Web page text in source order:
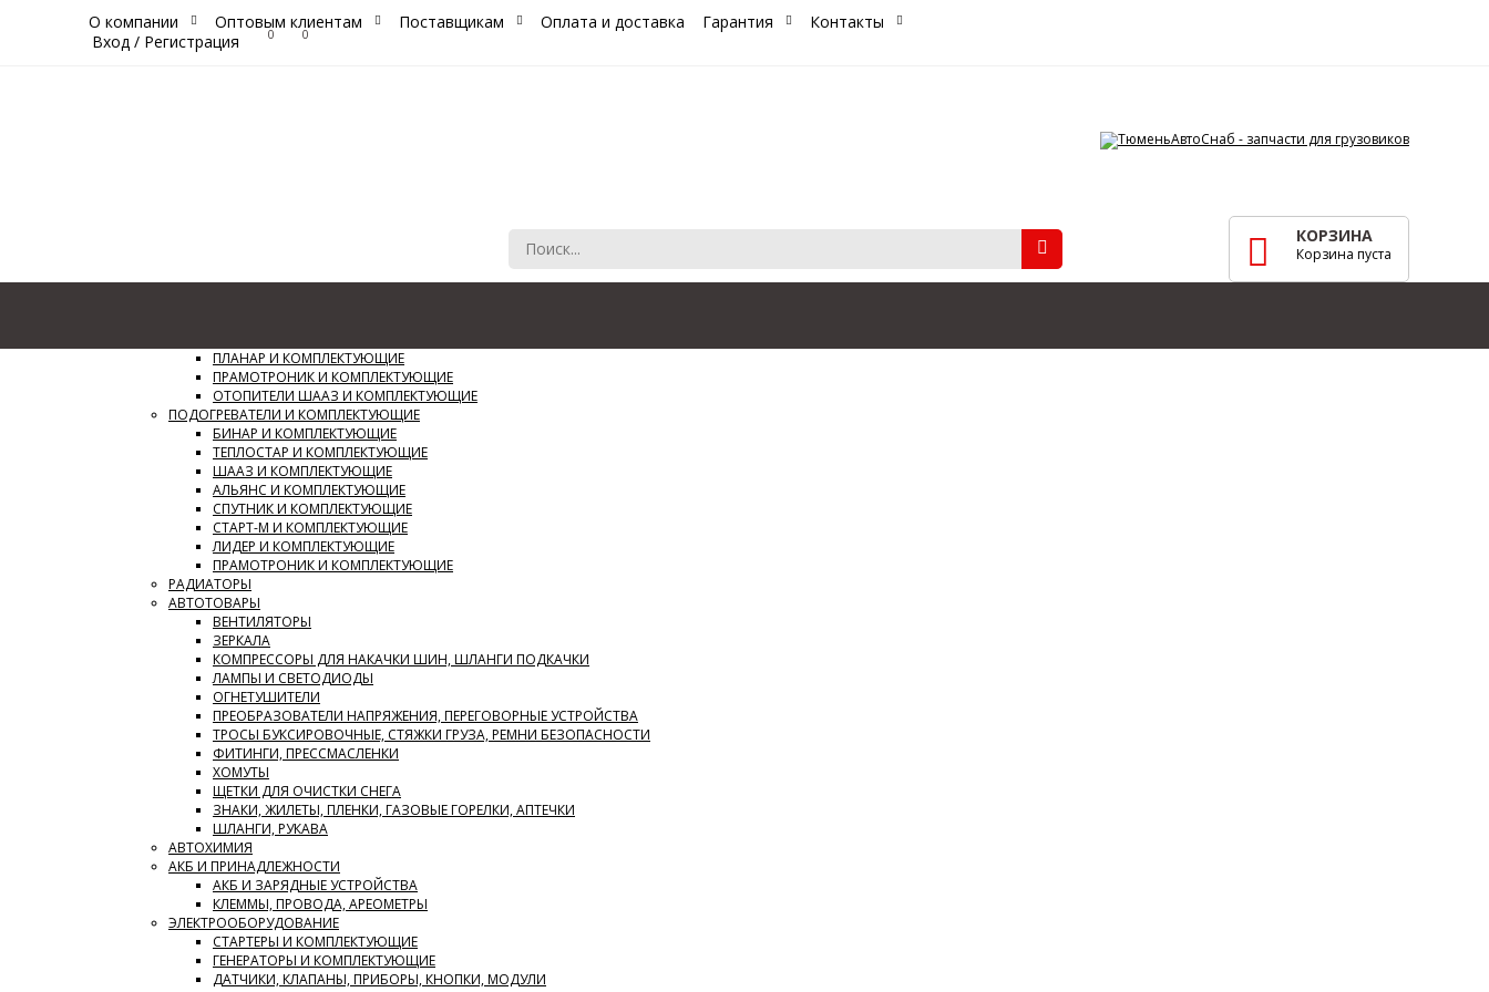
О компании Оптовым клиентам Поставщикам Оплата и доставка Гарантия
Контакты
Вход / Регистрация 0 0
КОРЗИНА
Корзина пуста
ПЛАНАР И КОМПЛЕКТУЮЩИЕ
ПРАМОТРОНИК И КОМПЛЕКТУЮЩИЕ
ОТОПИТЕЛИ ШААЗ И КОМПЛЕКТУЮЩИЕ
ПОДОГРЕВАТЕЛИ И КОМПЛЕКТУЮЩИЕ
БИНАР И КОМПЛЕКТУЮЩИЕ
ТЕПЛОСТАР И КОМПЛЕКТУЮЩИЕ
ШААЗ И КОМПЛЕКТУЮЩИЕ
АЛЬЯНС И КОМПЛЕКТУЮЩИЕ
СПУТНИК И КОМПЛЕКТУЮЩИЕ
СТАРТ-М И КОМПЛЕКТУЮЩИЕ
ЛИДЕР И КОМПЛЕКТУЮЩИЕ
ПРАМОТРОНИК И КОМПЛЕКТУЮЩИЕ
РАДИАТОРЫ
АВТОТОВАРЫ
ВЕНТИЛЯТОРЫ
ЗЕРКАЛА
КОМПРЕССОРЫ ДЛЯ НАКАЧКИ ШИН, ШЛАНГИ ПОДКАЧКИ
ЛАМПЫ И СВЕТОДИОДЫ
ОГНЕТУШИТЕЛИ
ПРЕОБРАЗОВАТЕЛИ НАПРЯЖЕНИЯ, ПЕРЕГОВОРНЫЕ УСТРОЙСТВА
ТРОСЫ БУКСИРОВОЧНЫЕ, СТЯЖКИ ГРУЗА, РЕМНИ БЕЗОПАСНОСТИ
ФИТИНГИ, ПРЕССМАСЛЕНКИ
ХОМУТЫ
ЩЕТКИ ДЛЯ ОЧИСТКИ СНЕГА
ЗНАКИ, ЖИЛЕТЫ, ПЛЕНКИ, ГАЗОВЫЕ ГОРЕЛКИ, АПТЕЧКИ
ШЛАНГИ, РУКАВА
АВТОХИМИЯ
АКБ И ПРИНАДЛЕЖНОСТИ
АКБ И ЗАРЯДНЫЕ УСТРОЙСТВА
КЛЕММЫ, ПРОВОДА, АРЕОМЕТРЫ
ЭЛЕКТРООБОРУДОВАНИЕ
СТАРТЕРЫ И КОМПЛЕКТУЮЩИЕ
ГЕНЕРАТОРЫ И КОМПЛЕКТУЮЩИЕ
ДАТЧИКИ, КЛАПАНЫ, ПРИБОРЫ, КНОПКИ, МОДУЛИ